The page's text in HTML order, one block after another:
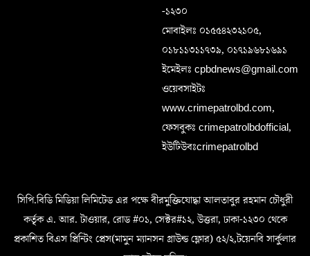
-১২৩০
মোবাইলঃ ০১৫৫৪২৩২১০৫,
০১৮১১৩১১৭৩৯, ০১৭১৯৬৮১৬৯১
ইমেইলঃ cpbdnews@gmail.com
ওয়েবসাইটঃ
www.crimepatrolbd.com,
ফেসবুকঃ crimepatrolbdofficial,
ইউটিউবঃcrimepatrolbd
সিপি.বিডি মিডিয়া লিমিটেড এর পক্ষে বীরমুক্তিযোদ্ধা আলতাবুর রহমান চৌধুরী
কর্তৃক এ. আর. টাওয়ার, রোড #০১, সেক্টর#১২, উত্তরা, ঢাকা-১২৩০ থেকে
প্রকাশিত বিএস প্রিন্টিং প্রেস(মামুন ম্যানসন গ্রাউন্ড ফ্লোর) ৫২/২,টয়েনবি সার্কুলার